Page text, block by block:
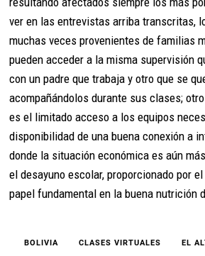
ver en las entrevistas arriba transcritas,
muchas veces provenientes de familias
pueden acceder a la misma supervisión
con un padre que trabaja y otro que se
acompañándolos durante sus clases;
es el limitado acceso a los equipos
disponibilidad de una buena conexión a
donde la situación económica es aún
el desayuno escolar, proporcionado por
papel fundamental en la buena nutrición
BOLIVIA CLASES VIRTUALES EL